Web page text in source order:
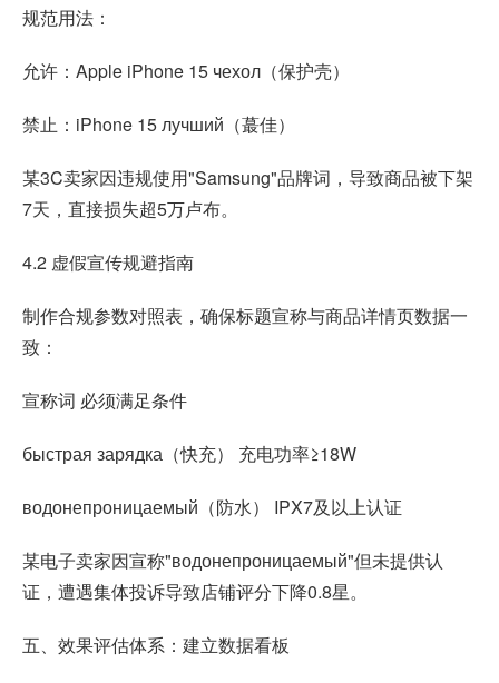
规范用法：
允许：Apple iPhone 15 чехол（保护壳）
禁止：iPhone 15 лучший（蕞佳）
某3C卖家因违规使用"Samsung"品牌词，导致商品被下架
7天，直接损失超5万卢布。
4.2 虚假宣传规避指南
制作合规参数对照表，确保标题宣称与商品详情页数据一
致：
宣称词 必须满足条件
быстрая зарядка（快充） 充电功率≥18W
водонепроницаемый（防水） IPX7及以上认证
某电子卖家因宣称"водонепроницаемый"但未提供认
证，遭遇集体投诉导致店铺评分下降0.8星。
五、效果评估体系：建立数据看板